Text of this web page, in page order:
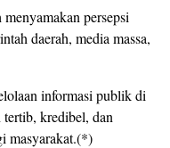
persepsi
daerah, media massa,
informasi publik di
kredibel, dan
masyarakat.(*)